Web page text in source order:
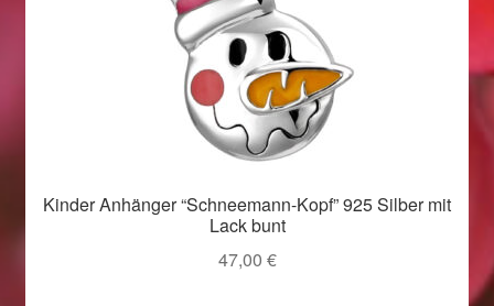
Weihnachtsangebote 2015
Weihnachtsangebote 2016
Weihnachtsangebote 2017
Weihnachtsangebote 2018
Weihnachtsangebote 2019
Kinder Anhänger “Schneemann-Kopf” 925 Silber mit
Lack bunt
47,00 €